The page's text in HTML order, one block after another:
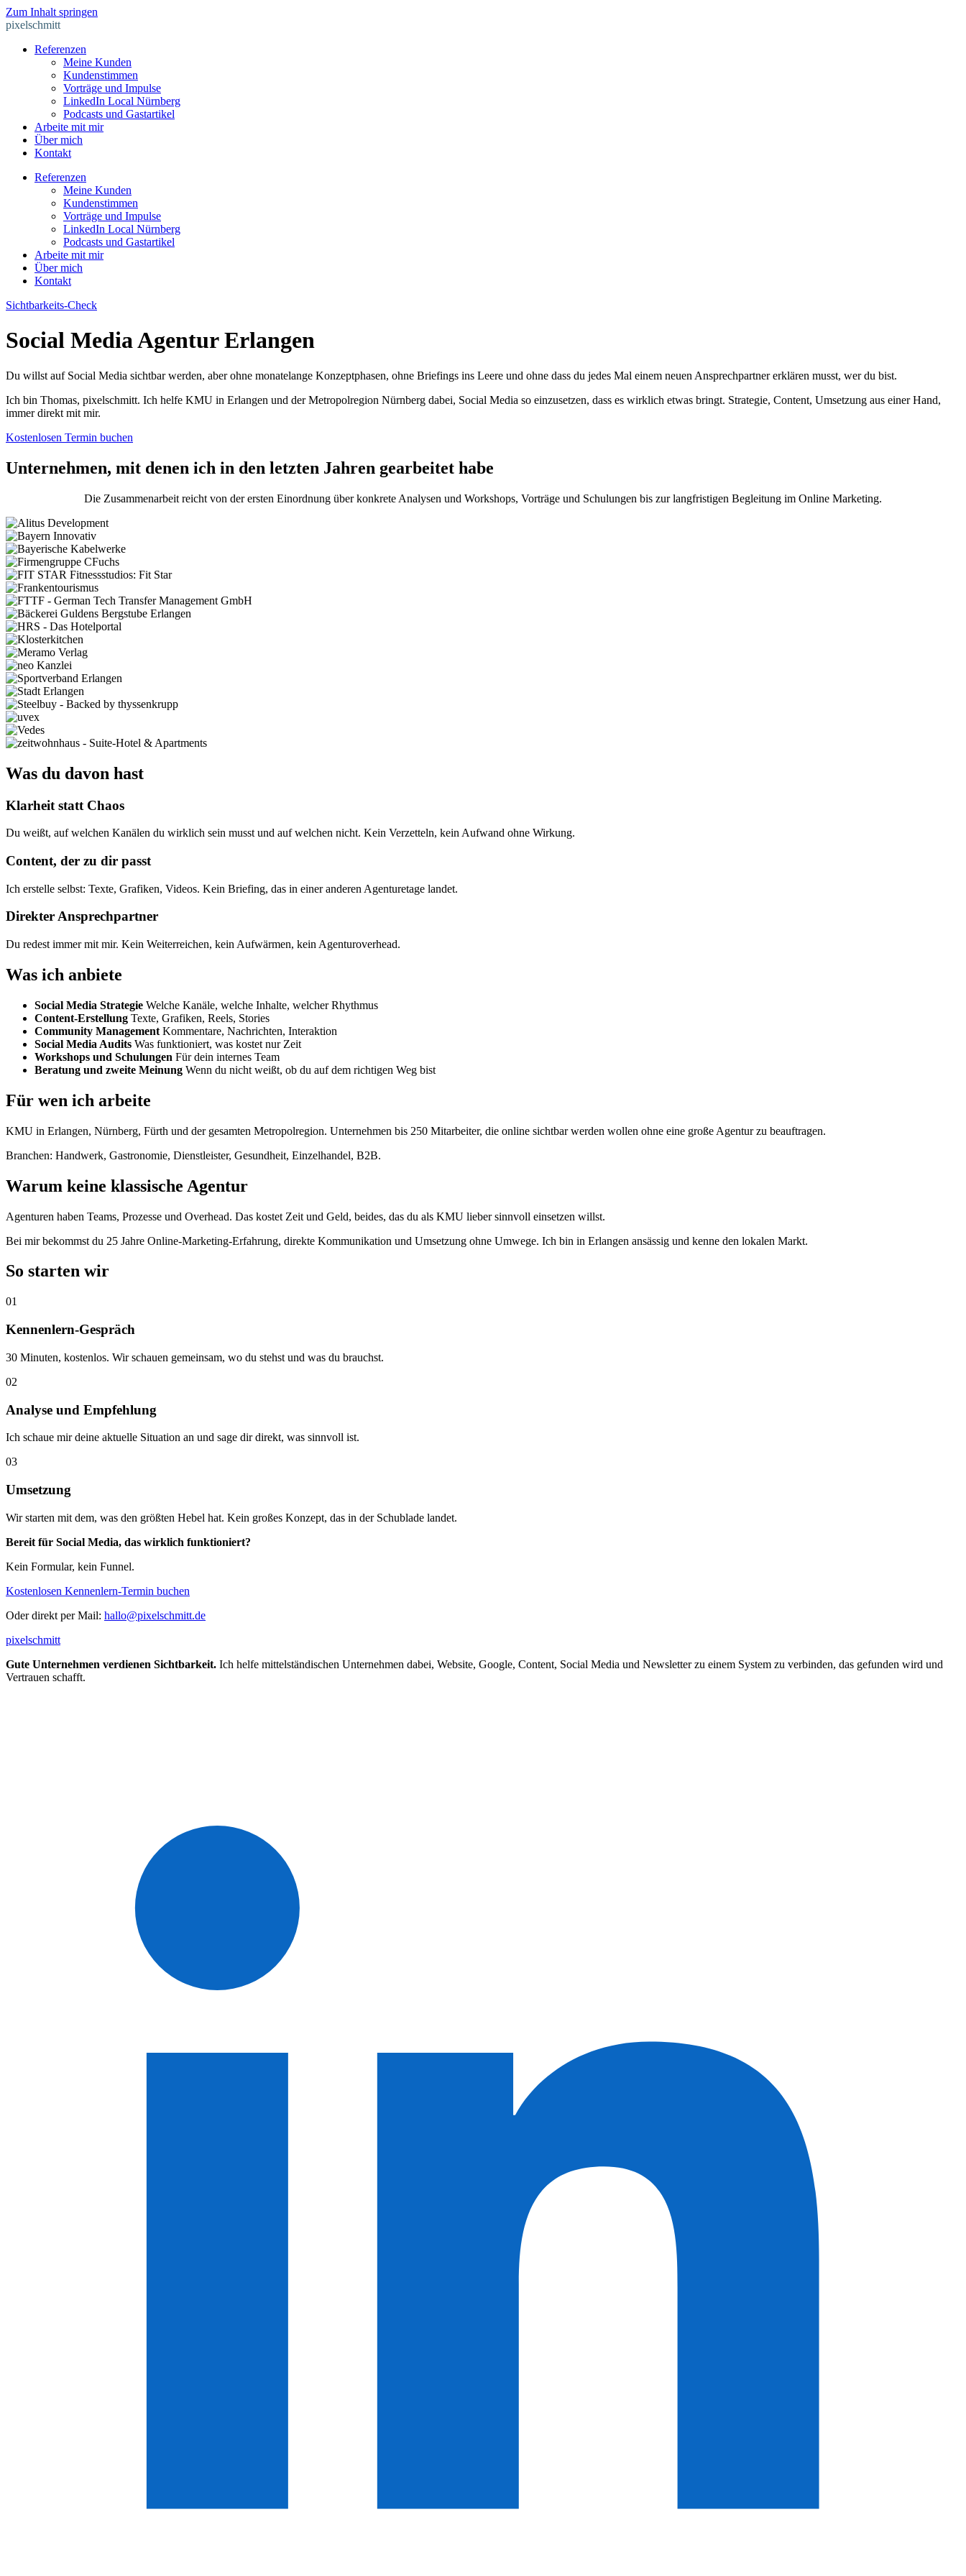
Zum Inhalt springen
pixelschmitt
Referenzen
Meine Kunden
Kundenstimmen
Vorträge und Impulse
LinkedIn Local Nürnberg
Podcasts und Gastartikel
Arbeite mit mir
Über mich
Kontakt
Referenzen
Meine Kunden
Kundenstimmen
Vorträge und Impulse
LinkedIn Local Nürnberg
Podcasts und Gastartikel
Arbeite mit mir
Über mich
Kontakt
Sichtbarkeits-Check
Social Media Agentur Erlangen
Du willst auf Social Media sichtbar werden, aber ohne monatelange Konzeptphasen, ohne Briefings ins Leere und ohne dass du jedes Mal einem neuen Ansprechpartner erklären musst, wer du bist.
Ich bin Thomas, pixelschmitt. Ich helfe KMU in Erlangen und der Metropolregion Nürnberg dabei, Social Media so einzusetzen, dass es wirklich etwas bringt. Strategie, Content, Umsetzung aus einer Hand,
immer direkt mit mir.
Kostenlosen Termin buchen
Unternehmen, mit denen ich in den letzten Jahren gearbeitet habe
Die Zusammenarbeit reicht von der ersten Einordnung über konkrete Analysen und Workshops, Vorträge und Schulungen bis zur langfristigen Begleitung im Online Marketing.
Was du davon hast
Klarheit statt Chaos
Du weißt, auf welchen Kanälen du wirklich sein musst und auf welchen nicht. Kein Verzetteln, kein Aufwand ohne Wirkung.
Content, der zu dir passt
Ich erstelle selbst: Texte, Grafiken, Videos. Kein Briefing, das in einer anderen Agenturetage landet.
Direkter Ansprechpartner
Du redest immer mit mir. Kein Weiterreichen, kein Aufwärmen, kein Agenturoverhead.
Was ich anbiete
Social Media Strategie Welche Kanäle, welche Inhalte, welcher Rhythmus
Content-Erstellung Texte, Grafiken, Reels, Stories
Community Management Kommentare, Nachrichten, Interaktion
Social Media Audits Was funktioniert, was kostet nur Zeit
Workshops und Schulungen Für dein internes Team
Beratung und zweite Meinung Wenn du nicht weißt, ob du auf dem richtigen Weg bist
Für wen ich arbeite
KMU in Erlangen, Nürnberg, Fürth und der gesamten Metropolregion. Unternehmen bis 250 Mitarbeiter, die online sichtbar werden wollen ohne eine große Agentur zu beauftragen.
Branchen: Handwerk, Gastronomie, Dienstleister, Gesundheit, Einzelhandel, B2B.
Warum keine klassische Agentur
Agenturen haben Teams, Prozesse und Overhead. Das kostet Zeit und Geld, beides, das du als KMU lieber sinnvoll einsetzen willst.
Bei mir bekommst du 25 Jahre Online-Marketing-Erfahrung, direkte Kommunikation und Umsetzung ohne Umwege. Ich bin in Erlangen ansässig und kenne den lokalen Markt.
So starten wir
01
Kennenlern-Gespräch
30 Minuten, kostenlos. Wir schauen gemeinsam, wo du stehst und was du brauchst.
02
Analyse und Empfehlung
Ich schaue mir deine aktuelle Situation an und sage dir direkt, was sinnvoll ist.
03
Umsetzung
Wir starten mit dem, was den größten Hebel hat. Kein großes Konzept, das in der Schublade landet.
Bereit für Social Media, das wirklich funktioniert?
Kein Formular, kein Funnel.
Kostenlosen Kennenlern-Termin buchen
Oder direkt per Mail: hallo@pixelschmitt.de
pixelschmitt
Gute Unternehmen verdienen Sichtbarkeit. Ich helfe mittelständischen Unternehmen dabei, Website, Google, Content, Social Media und Newsletter zu einem System zu verbinden, das gefunden wird und
Vertrauen schafft.